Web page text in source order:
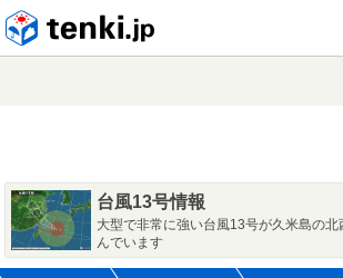
台風13号情報
大型で非常に強い台風13号が久米島の
んでいます